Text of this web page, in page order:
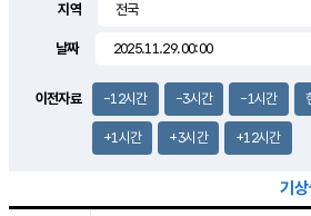
1.4m/s
지역
날짜
이전자료 -12시간 -3시간 -1시간
+1시간 +3시간 +12시간
기